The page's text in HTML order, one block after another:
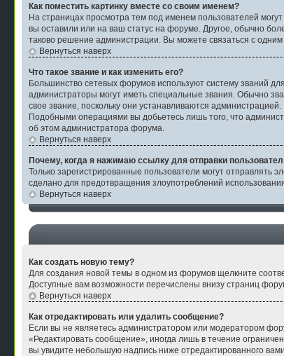
Как поместить картинку вместе со своим именем?
На страницах просмотра тем под именем пользователей
вы оставили или на ваш статус на форуме. Другое, обычно
таково решение администрации. Вы можете связаться с
Вернуться наверх
Что такое звание и как изменить его?
Большинство сетевых форумов используют систему званий
администраторы могут иметь специальные звания. Обычно
свое звание, поскольку они устанавливаются
Подобными операциями вы добьетесь лишь того, что
об этом администратора форума.
Вернуться наверх
Почему, когда я нажимаю ссылку для отправки
Только зарегистрированные пользователи могут
сделано для предотвращения злоупотреблений
Вернуться наверх
Как создать новую тему?
Для создания новой темы в одном из форумов щелкните
Доступные вам возможности перечислены внизу страниц
Вернуться наверх
Как отредактировать или удалить сообщение?
Если вы не являетесь администратором или модератором
«Редактировать сообщение», иногда лишь в течение
вы увидите небольшую надпись ниже отредактированного